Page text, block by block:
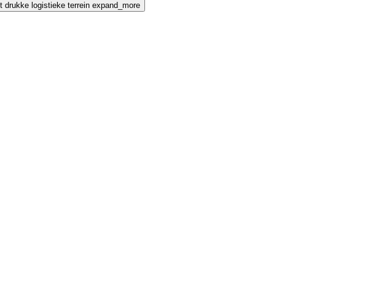
drukke logistieke terrein expand_more